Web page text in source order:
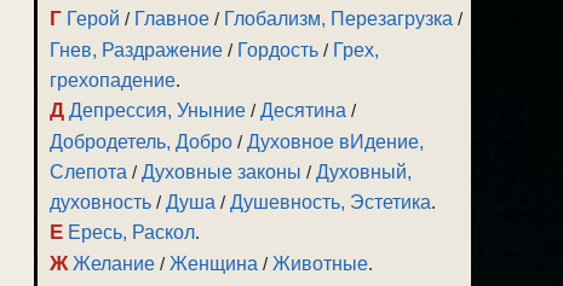
Г Герой / Главное / Глобализм, Перезагрузка /
Гнев, Раздражение / Гордость / Грех,
грехопадение.
Д Депрессия, Уныние /Десятина /
Добродетель, Добро /Духовное вИдение,
Слепота /Духовные законы /Духовный,
духовность /Душа /Душевность, Эстетика.
Е Ересь, Раскол.
Ж Желание /Женщина /Животные.